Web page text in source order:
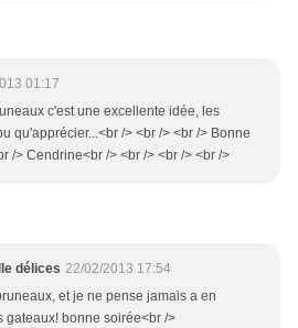
01:17
c'est une excellente idée, les
qu'apprécier...<br /> <br /> <br /> Bonne
/> Cendrine<br /> <br /> <br /> <br />
délices 22/02/2013 17:54
et je ne pense jamais a en
gateaux! bonne soirée<br />